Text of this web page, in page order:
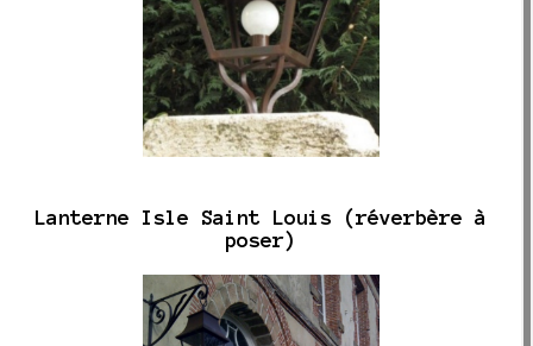
Lanterne Isle Saint Louis (réverbère à
poser)